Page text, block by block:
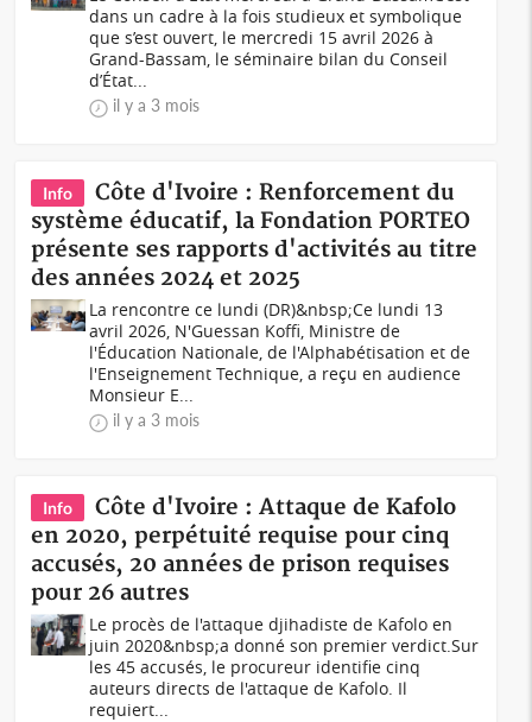
dans un cadre à la fois studieux et symbolique
que s’est ouvert, le mercredi 15 avril 2026 à
Grand-Bassam, le séminaire bilan du Conseil
d’État...
il y a 3 mois
Info
Côte d'Ivoire : Renforcement du
système éducatif, la Fondation PORTEO
présente ses rapports d'activités au titre
des années 2024 et 2025
La rencontre ce lundi (DR)&nbsp;Ce lundi 13
avril 2026, N'Guessan Koffi, Ministre de
l'Éducation Nationale, de l'Alphabétisation et de
l'Enseignement Technique, a reçu en audience
Monsieur E...
il y a 3 mois
Info
Côte d'Ivoire : Attaque de Kafolo
en 2020, perpétuité requise pour cinq
accusés, 20 années de prison requises
pour 26 autres
Le procès de l'attaque djihadiste de Kafolo en
juin 2020&nbsp;a donné son premier verdict.Sur
les 45 accusés, le procureur identifie cinq
auteurs directs de l'attaque de Kafolo. Il
requiert...